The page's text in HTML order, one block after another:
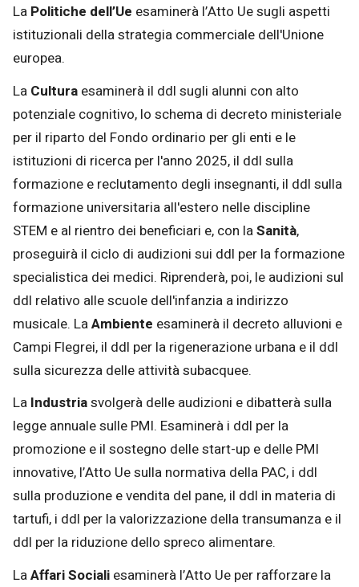
La Politiche dell’Ue esaminerà l’Atto Ue sugli aspetti
istituzionali della strategia commerciale dell'Unione
europea.
La Cultura esaminerà il ddl sugli alunni con alto
potenziale cognitivo, lo schema di decreto ministeriale
per il riparto del Fondo ordinario per gli enti e le
istituzioni di ricerca per l'anno 2025, il ddl sulla
formazione e reclutamento degli insegnanti, il ddl sulla
formazione universitaria all'estero nelle discipline
STEM e al rientro dei beneficiari e, con laSanità,
proseguirà il ciclo di audizioni sui ddl per la formazione
specialistica dei medici. Riprenderà, poi, le audizioni sul
ddl relativo alle scuole dell'infanzia a indirizzo
musicale. LaAmbiente esaminerà il decreto alluvioni e
Campi Flegrei, il ddl per la rigenerazione urbana e il ddl
sulla sicurezza delle attività subacquee.
La Industriasvolgerà delle audizioni e dibatterà sulla
legge annuale sulle PMI. Esaminerà i ddl per la
promozione e il sostegno delle start-up e delle PMI
innovative, l’Atto Ue sulla normativa della PAC, i ddl
sulla produzione e vendita del pane, il ddl in materia di
tartufi, i ddl per la valorizzazione della transumanza e il
ddl per la riduzione dello spreco alimentare.
LaAffari Sociali esaminerà l’Atto Ue per rafforzare la